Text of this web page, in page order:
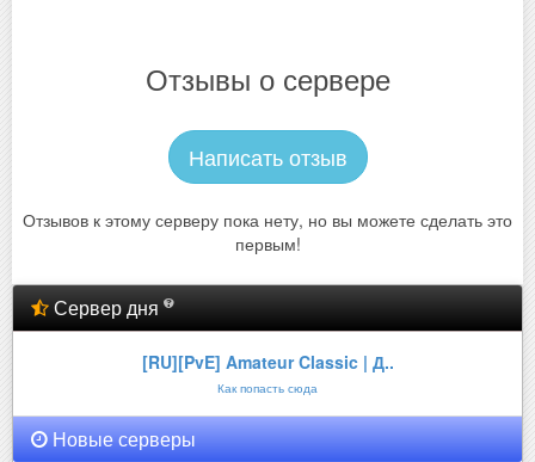
Отзывы о сервере
Написать отзыв
Отзывов к этому серверу пока нету, но вы можете сделать это
первым!
Сервер дня
[RU][PvE] Amateur Classic | Д..
Как попасть сюда
Новые серверы